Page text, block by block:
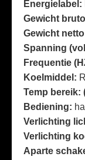
Energielabel:
Gewicht
Gewicht
Spanning
Frequentie
Koelmiddel:
Temp bereik:
Bediening:
Verlichting
Verlichting
Aparte